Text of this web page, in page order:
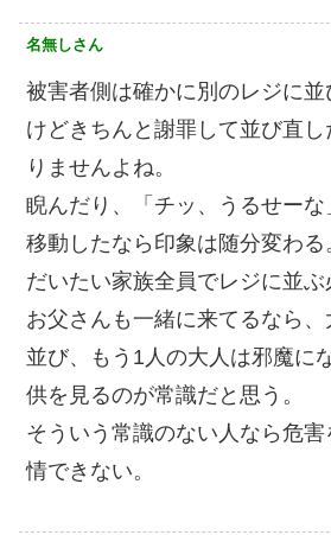
名無しさん
被害者側は確かに別のレジに
けどきちんと謝罪して並び直
りませんよね。
睨んだり、「チッ、うるせーな
移動したなら印象は随分変わる
だいたい家族全員でレジに並ぶ
お父さんも一緒に来てるなら
並び、もう1人の大人は邪魔に
供を見るのが常識だと思う。
そういう常識のない人なら危
情できない。